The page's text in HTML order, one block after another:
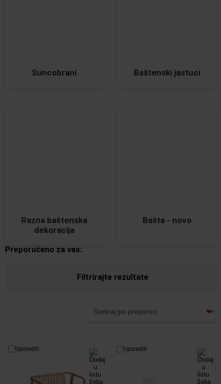
Suncobrani Baštenski jastuci
Razna baštenska
dekoracija
Bašta - novo
Preporučeno za vas:
Filtrirajte rezultate
Uporediti Uporediti